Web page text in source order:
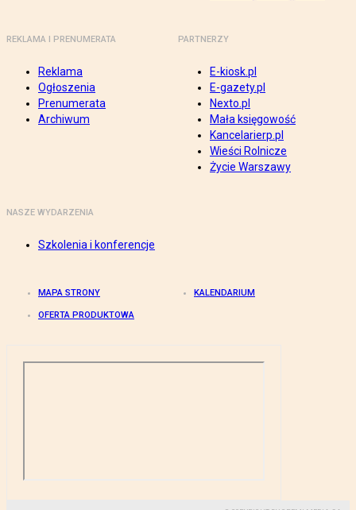
REKLAMA I PRENUMERATA
Reklama
Ogłoszenia
Prenumerata
Archiwum
PARTNERZY
E-kiosk.pl
E-gazety.pl
Nexto.pl
Mała księgowość
Kancelarierp.pl
Wieści Rolnicze
Życie Warszawy
NASZE WYDARZENIA
Szkolenia i konferencje
MAPA STRONY KALENDARIUM
OFERTA PRODUKTOWA